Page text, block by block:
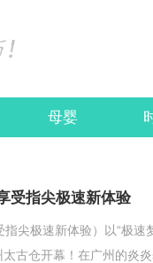
母婴
受指尖极速新体验
尖极速新体验）以“极
古仓开幕！在广州的炎